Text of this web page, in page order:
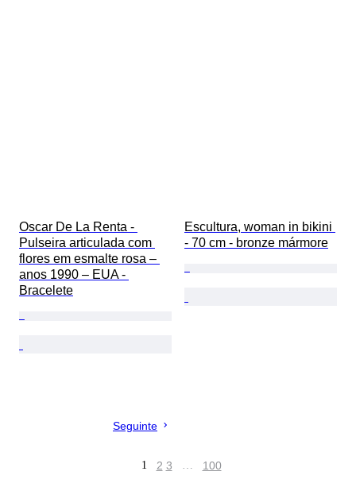
Oscar De La Renta -
Pulseira articulada com
flores em esmalte rosa –
anos 1990 – EUA -
Bracelete
Escultura, woman in bikini
- 70 cm - bronze mármore
Seguinte
1 2 3 … 100